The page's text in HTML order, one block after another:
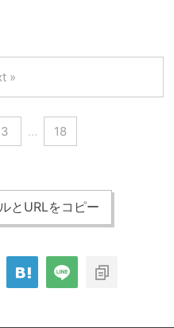
3 … 18
»
とURLをコピー